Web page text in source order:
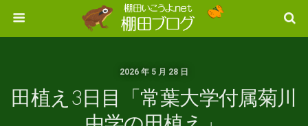
2026 年 5 月 28 日
田植え3日目「常葉大学付属菊川